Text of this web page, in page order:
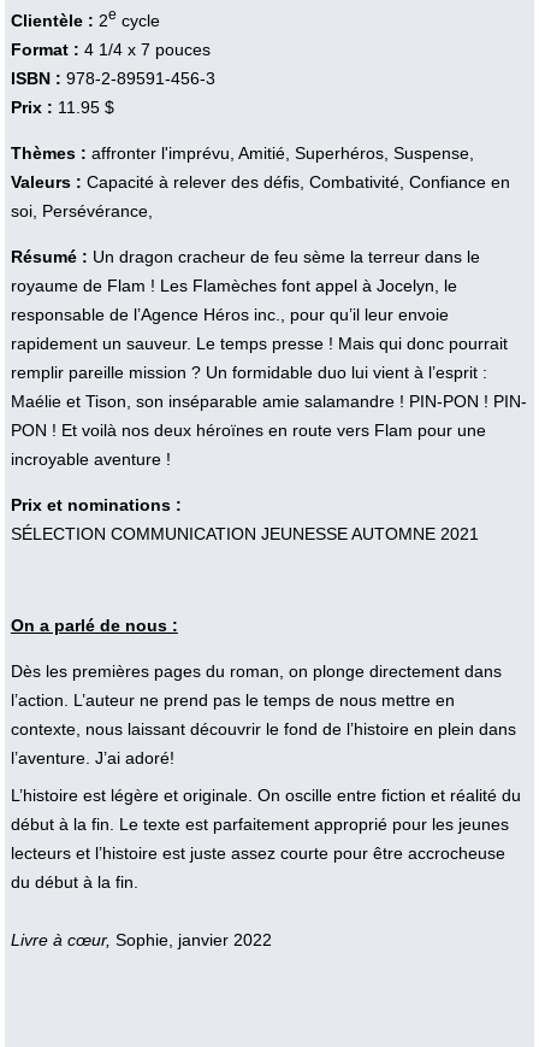
Clientèle : 2e cycle
Format : 4 1/4 x 7 pouces
ISBN : 978-2-89591-456-3
Prix : 11.95 $
Thèmes : affronter l'imprévu, Amitié, Superhéros, Suspense,
Valeurs : Capacité à relever des défis, Combativité, Confiance en
soi, Persévérance,
Résumé : Un dragon cracheur de feu sème la terreur dans le
royaume de Flam ! Les Flamèches font appel à Jocelyn, le
responsable de l’Agence Héros inc., pour qu’il leur envoie
rapidement un sauveur. Le temps presse ! Mais qui donc pourrait
remplir pareille mission ? Un formidable duo lui vient à l’esprit :
Maélie et Tison, son inséparable amie salamandre ! PIN-PON ! PIN-
PON ! Et voilà nos deux héroïnes en route vers Flam pour une
incroyable aventure !
Prix et nominations :
SÉLECTION COMMUNICATION JEUNESSE AUTOMNE 2021
On a parlé de nous :
Dès les premières pages du roman, on plonge directement dans
l’action. L’auteur ne prend pas le temps de nous mettre en
contexte, nous laissant découvrir le fond de l’histoire en plein dans
l’aventure. J’ai adoré!
L’histoire est légère et originale. On oscille entre fiction et réalité du
début à la fin. Le texte est parfaitement approprié pour les jeunes
lecteurs et l’histoire est juste assez courte pour être accrocheuse
du début à la fin.
Livre à cœur, Sophie, janvier 2022